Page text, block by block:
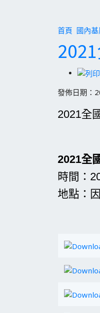
首頁 國內
發佈日期：
2021全
2021全
時間：
地點：